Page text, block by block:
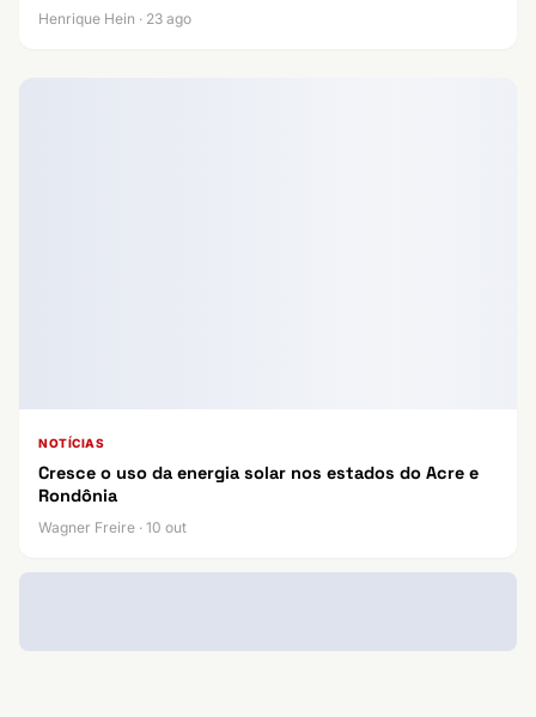
Henrique Hein · 23 ago
NOTÍCIAS
Cresce o uso da energia solar nos estados do Acre e
Rondônia
Wagner Freire · 10 out